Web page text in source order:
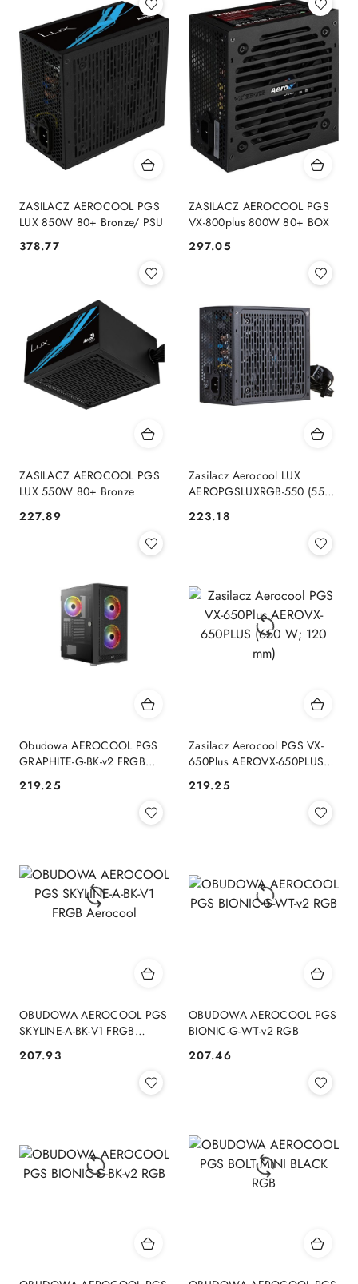
ZASILACZ AEROCOOL PGS
LUX 850W 80+ Bronze/ PSU
Cena:
378.77
ZASILACZ AEROCOOL PGS
VX-800plus 800W 80+ BOX
Cena:
297.05
ZASILACZ AEROCOOL PGS
LUX 550W 80+ Bronze
Cena:
227.89
Zasilacz Aerocool LUX
AEROPGSLUXRGB-550 (550
Cena:
223.18
Obudowa AEROCOOL PGS
GRAPHITE-G-BK-v2 FRGB
Cena:
219.25
Zasilacz Aerocool PGS VX-
650Plus AEROVX-650PLUS
Cena:
219.25
OBUDOWA AEROCOOL PGS
SKYLINE-A-BK-V1 FRGB
Cena:
207.93
OBUDOWA AEROCOOL PGS
BIONIC-G-WT-v2 RGB
Cena:
207.46